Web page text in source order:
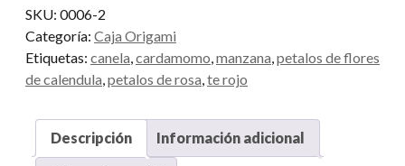
SKU: 0006-2
Categoría: Caja Origami
Etiquetas: canela,cardamomo,manzana,petalos de flores
de calendula,petalos de rosa,te rojo
Descripción Información adicional